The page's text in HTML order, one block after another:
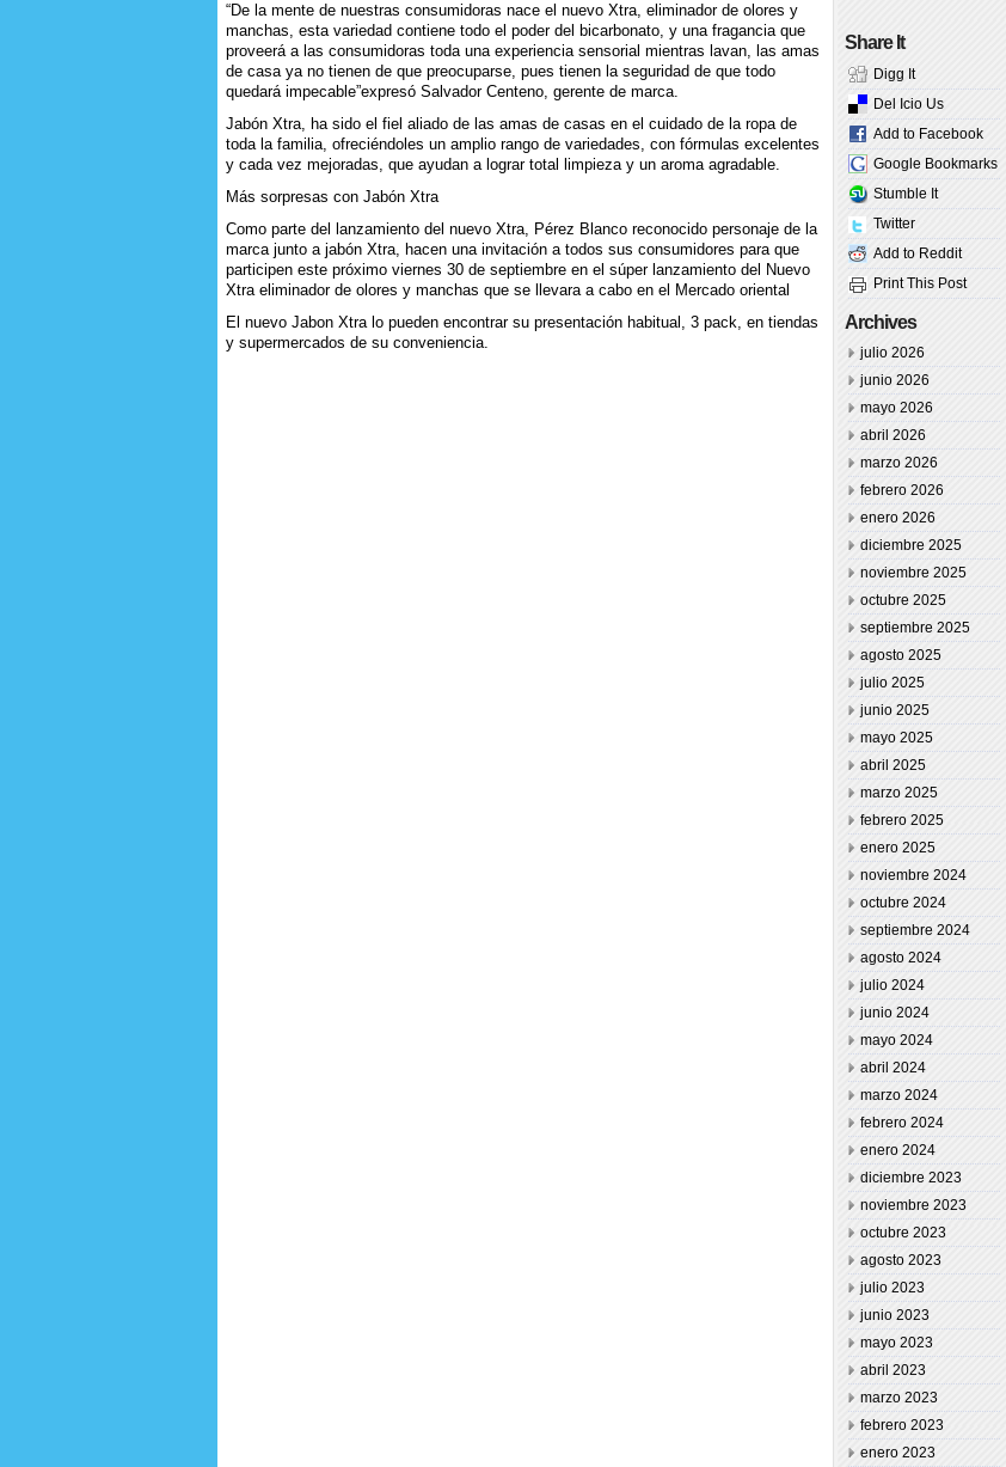
“De la mente de nuestras consumidoras nace el nuevo Xtra, eliminador de olores y
manchas, esta variedad contiene todo el poder del bicarbonato, y una fragancia que
proveerá a las consumidoras toda una experiencia sensorial mientras lavan, las amas
de casa ya no tienen de que preocuparse, pues tienen la seguridad de que todo
quedará impecable”expresó Salvador Centeno, gerente de marca.
Jabón Xtra, ha sido el fiel aliado de las amas de casas en el cuidado de la ropa de
toda la familia, ofreciéndoles un amplio rango de variedades, con fórmulas excelentes
y cada vez mejoradas, que ayudan a lograr total limpieza y un aroma agradable.
Más sorpresas con Jabón Xtra
Como parte del lanzamiento del nuevo Xtra, Pérez Blanco reconocido personaje de la
marca junto a jabón Xtra, hacen una invitación a todos sus consumidores para que
participen este próximo viernes 30 de septiembre en el súper lanzamiento del Nuevo
Xtra eliminador de olores y manchas que se llevara a cabo en el Mercado oriental
El nuevo Jabon Xtra lo pueden encontrar su presentación habitual, 3 pack, en tiendas
y supermercados de su conveniencia.
Share It
Digg It
Del Icio Us
Add to Facebook
Google Bookmarks
Stumble It
Twitter
Add to Reddit
Print This Post
Archives
julio 2026
junio 2026
mayo 2026
abril 2026
marzo 2026
febrero 2026
enero 2026
diciembre 2025
noviembre 2025
octubre 2025
septiembre 2025
agosto 2025
julio 2025
junio 2025
mayo 2025
abril 2025
marzo 2025
febrero 2025
enero 2025
noviembre 2024
octubre 2024
septiembre 2024
agosto 2024
julio 2024
junio 2024
mayo 2024
abril 2024
marzo 2024
febrero 2024
enero 2024
diciembre 2023
noviembre 2023
octubre 2023
agosto 2023
julio 2023
junio 2023
mayo 2023
abril 2023
marzo 2023
febrero 2023
enero 2023